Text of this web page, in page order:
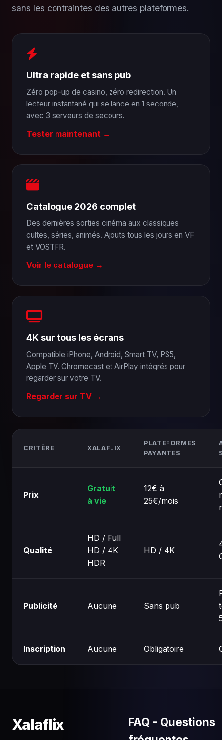
sans les contraintes des autres plateformes.
Ultra rapide et sans pub
Zéro pop-up de casino, zéro redirection. Un
lecteur instantané qui se lance en 1 seconde,
avec 3 serveurs de secours.
Tester maintenant →
Catalogue 2026 complet
Des dernières sorties cinéma aux classiques
cultes, séries, animés. Ajouts tous les jours en VF
et VOSTFR.
Voir le catalogue →
4K sur tous les écrans
Compatible iPhone, Android, Smart TV, PS5,
Apple TV. Chromecast et AirPlay intégrés pour
regarder sur votre TV.
Regarder sur TV →
CRITÈRE XALAFLIX
PLATEFORMES
PAYANTES
Prix
Gratuit
à vie
12€ à
25€/mois
Qualité
HD / Full
HD / 4K
HDR
HD / 4K
Publicité Aucune Sans pub
Inscription Aucune Obligatoire
Xalaflix
FAQ - Questions